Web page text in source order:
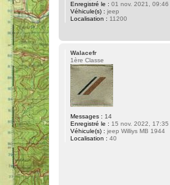
Enregistré le : 01 nov. 2021, 09:46
Véhicule(s) : jeep
Localisation : 11200
Walacefr
1ère Classe
Messages : 14
Enregistré le : 15 nov. 2022, 17:35
Véhicule(s) : jeep Williys MB 1944
Localisation : 40